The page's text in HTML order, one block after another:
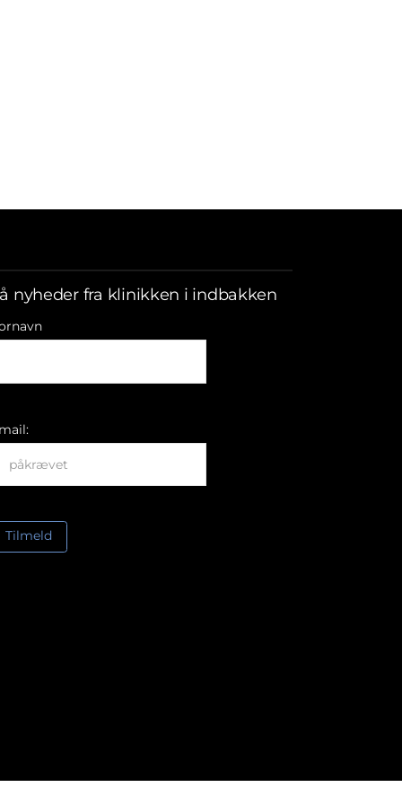
nyheder fra klinikken i indbakken